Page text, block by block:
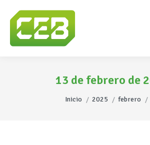
13 de febrero de
Estás aquí:
Inicio 2025 febrero